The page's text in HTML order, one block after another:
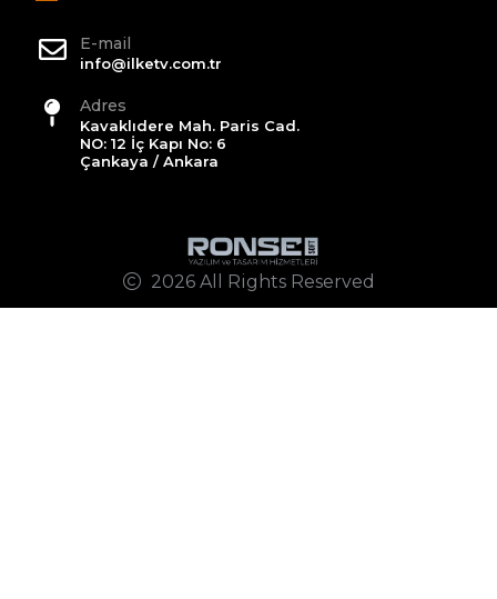
E-mail
info@ilketv.com.tr
Adres
Kavaklıdere Mah. Paris Cad.
NO: 12 İç Kapı No: 6
Çankaya / Ankara
2026 All Rights Reserved